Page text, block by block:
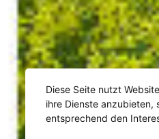
Diese Seite nutzt
ihre Dienste
entsprechend den